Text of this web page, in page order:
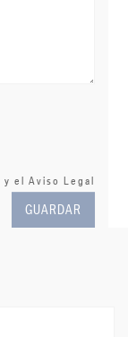
y el Aviso Legal
GUARDAR